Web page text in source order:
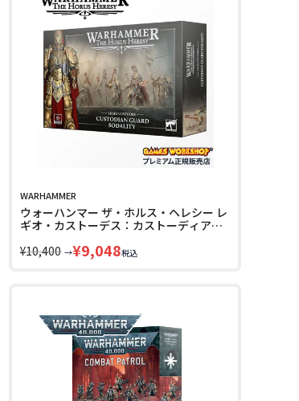
WARHAMMER
ウォーハンマー ザ・ホルス・ヘレシー レ
ギオ・カストーデス：カストーディア
The Horus Heresy 31-161 LINECPN
¥10,400 →¥9,048税込